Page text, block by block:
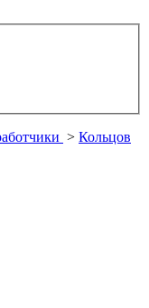
> Кольцов